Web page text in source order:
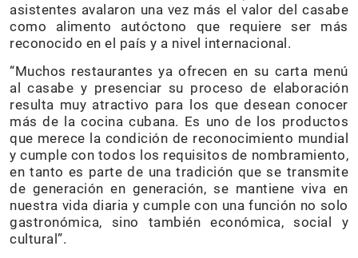
asistentes avalaron una vez más el valor del casabe
como alimento autóctono que requiere ser más
reconocido en el país y a nivel internacional.
“Muchos restaurantes ya ofrecen en su carta menú
al casabe y presenciar su proceso de elaboración
resulta muy atractivo para los que desean conocer
más de la cocina cubana. Es uno de los productos
que merece la condición de reconocimiento mundial
y cumple con todos los requisitos de nombramiento,
en tanto es parte de una tradición que se transmite
de generación en generación, se mantiene viva en
nuestra vida diaria y cumple con una función no solo
gastronómica, sino también económica, social y
cultural”.